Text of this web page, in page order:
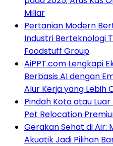
Miliar
Pertanian Modern
Industri Berteknologi
Foodstuff Group
AiPPT.com Lengkapi
Berbasis AI dengan
Alur Kerja yang Lebih
Pindah Kota atau
Pet Relocation
Gerakan Sehat di Air:
Akuatik Jadi Pilihan